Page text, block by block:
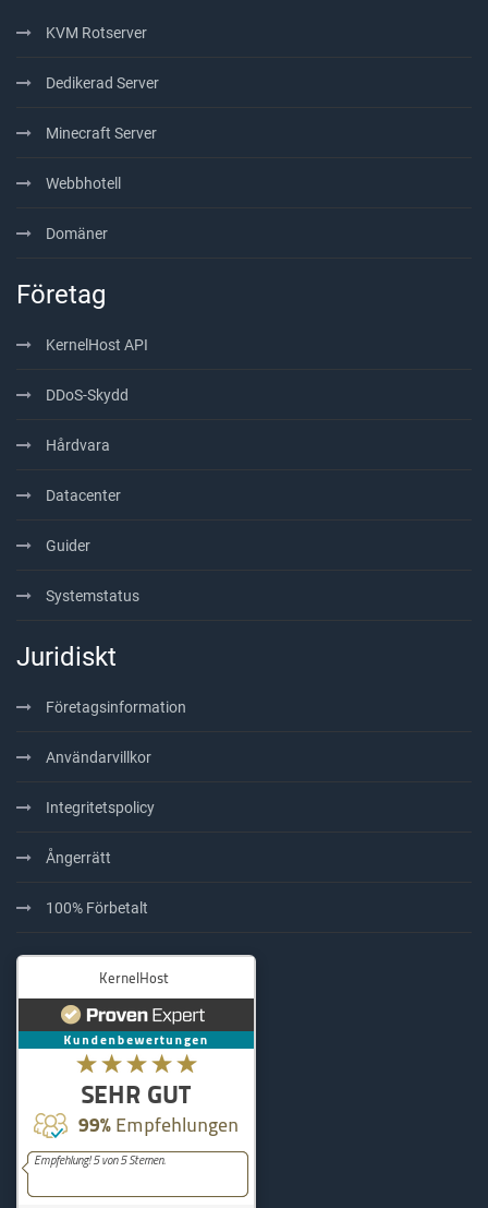
KVM Rotserver
Dedikerad Server
Minecraft Server
Webbhotell
Domäner
Företag
KernelHost API
DDoS-Skydd
Hårdvara
Datacenter
Guider
Systemstatus
Juridiskt
Företagsinformation
Användarvillkor
Integritetspolicy
Ångerrätt
100% Förbetalt